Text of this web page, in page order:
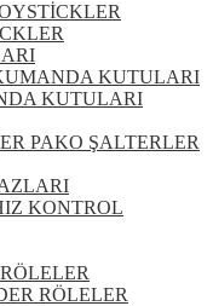
KUTULARI
KUTULARI
PAKO ŞALTERLER
KONTROL
RÖLELER